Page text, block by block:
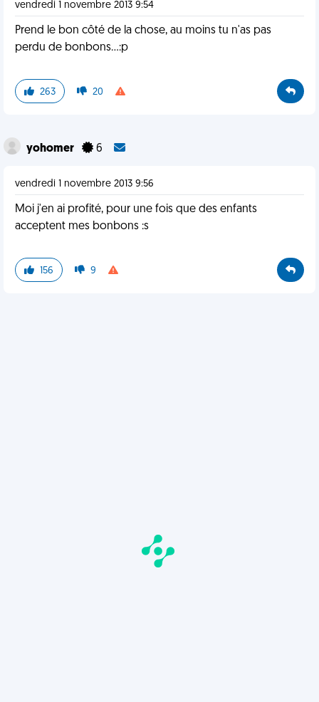
vendredi 1 novembre 2013 9:54
Prend le bon côté de la chose, au moins tu n'as pas
perdu de bonbons...:p
263 20
yohomer 6
vendredi 1 novembre 2013 9:56
Moi j'en ai profité, pour une fois que des enfants
acceptent mes bonbons :s
156 9